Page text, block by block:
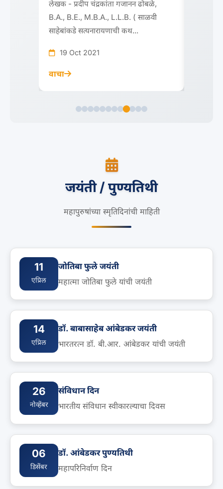
लेखक - प्रदीप चंद्रकांता गजानन ढोबळे,
B.A., B.E., M.B.A., L.L.B. ( साळवी
साहेबांकडे सत्यनारायणाची कथ...
19 Oct 2021
वाचा
जयंती / पुण्यतिथी
महापुरुषांच्या स्मृतिदिनांची माहिती
11
एप्रिल
जोतिबा फुले जयंती
महात्मा जोतिबा फुले यांची जयंती
14
एप्रिल
डॉ. बाबासाहेब आंबेडकर जयंती
भारतरत्न डॉ. बी.आर. आंबेडकर यांची जयंती
26
नोव्हेंबर
संविधान दिन
भारतीय संविधान स्वीकारल्याचा दिवस
06
डिसेंबर
डॉ. आंबेडकर पुण्यतिथी
महापरिनिर्वाण दिन